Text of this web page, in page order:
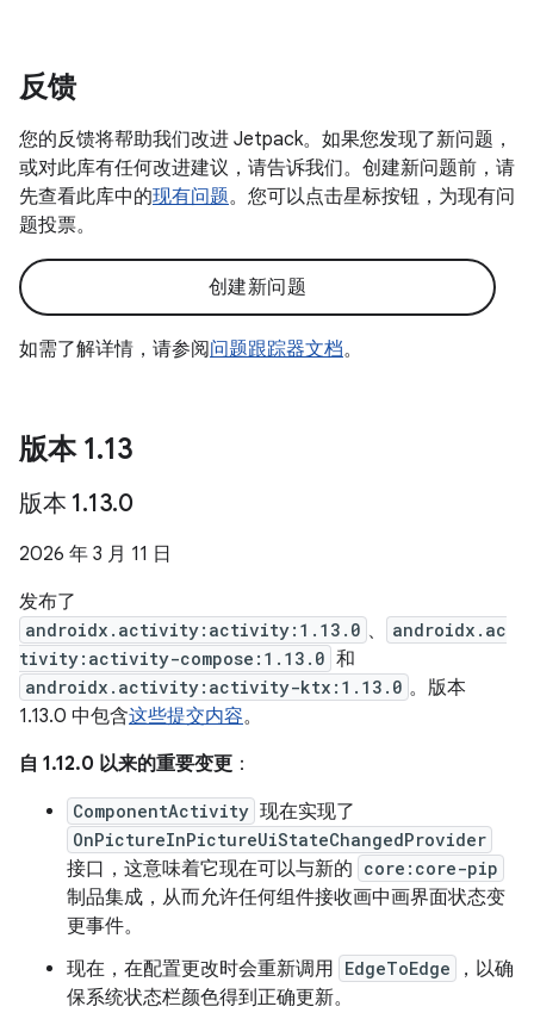
反馈
您的反馈将帮助我们改进 Jetpack。如果您发现了新问题，
或对此库有任何改进建议，请告诉我们。创建新问题前，请
先查看此库中的现有问题。您可以点击星标按钮，为现有问
题投票。
创建新问题
如需了解详情，请参阅问题跟踪器文档。
版本 1.13
版本 1.13.0
2026 年 3 月 11 日
发布了
androidx.activity:activity:1.13.0 、
androidx.ac
tivity:activity-compose:1.13.0 和
androidx.activity:activity-ktx:1.13.0 。版本
1.13.0 中包含这些提交内容。
自 1.12.0 以来的重要变更 ：
ComponentActivity 现在实现了
OnPictureInPictureUiStateChangedProvider
接口，这意味着它现在可以与新的 core:core-pip
制品集成，从而允许任何组件接收画中画界面状态变
更事件。
现在，在配置更改时会重新调用 EdgeToEdge
，以确
保系统状态栏颜色得到正确更新。